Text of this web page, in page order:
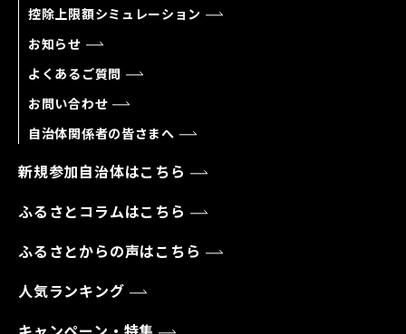
控除上限額シミュレーション
お知らせ
よくあるご質問
お問い合わせ
自治体関係者の皆さまへ
新規参加自治体はこちら
ふるさとコラムはこちら
ふるさとからの声はこちら
人気ランキング